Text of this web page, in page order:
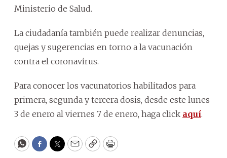
Ministerio de Salud.
La ciudadanía también puede realizar denuncias,
quejas y sugerencias en torno a la vacunación
contra el coronavirus.
Para conocer los vacunatorios habilitados para
primera, segunda y tercera dosis, desde este lunes
3 de enero al viernes 7 de enero, haga click aquí.
WhatsApp
Facebook
Twitter
EmailCopyPrint